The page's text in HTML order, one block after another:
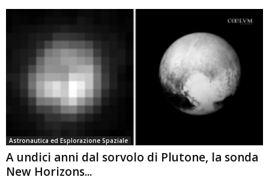
Astronautica ed Esplorazione Spaziale
A undici anni dal sorvolo di Plutone, la sonda
New Horizons...